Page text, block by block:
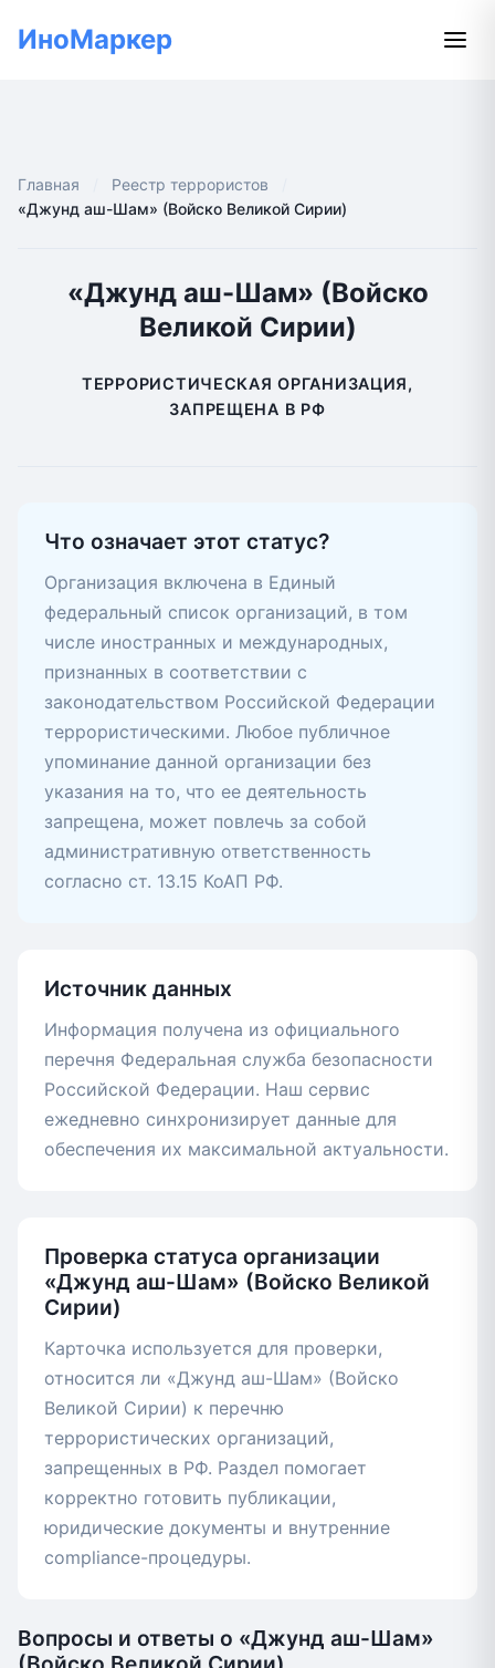
ИноМаркер
Главная
Реестр террористов
«Джунд аш-Шам» (Войско Великой Сирии)
«Джунд аш-Шам» (Войско
Великой Сирии)
ТЕРРОРИСТИЧЕСКАЯ ОРГАНИЗАЦИЯ,
ЗАПРЕЩЕНА В РФ
Что означает этот статус?
Организация включена в Единый
федеральный список организаций, в том
числе иностранных и международных,
признанных в соответствии с
законодательством Российской Федерации
террористическими. Любое публичное
упоминание данной организации без
указания на то, что ее деятельность
запрещена, может повлечь за собой
административную ответственность
согласно ст. 13.15 КоАП РФ.
Источник данных
Информация получена из официального
перечня Федеральная служба безопасности
Российской Федерации. Наш сервис
ежедневно синхронизирует данные для
обеспечения их максимальной актуальности.
Проверка статуса организации
«Джунд аш-Шам» (Войско Великой
Сирии)
Карточка используется для проверки,
относится ли «Джунд аш-Шам» (Войско
Великой Сирии) к перечню
террористических организаций,
запрещенных в РФ. Раздел помогает
корректно готовить публикации,
юридические документы и внутренние
compliance-процедуры.
Вопросы и ответы о «Джунд аш-Шам»